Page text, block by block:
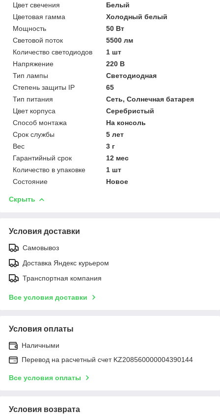
Цвет свечения
Белый
Цветовая гамма
Холодный белый
Мощность
50 Вт
Световой поток
5500 лм
Количество светодиодов
1 шт
Напряжение
220 В
Тип лампы
Светодиодная
Степень защиты IP
65
Тип питания
Сеть, Солнечная батарея
Цвет корпуса
Серебристый
Способ монтажа
На консоль
Срок службы
5 лет
Вес
3 г
Гарантийный срок
12 мес
Количество в упаковке
1 шт
Состояние
Новое
Скрыть
Условия доставки
Самовывоз
Доставка Яндекс курьером
Транспортная компания
Все условия доставки
Условия оплаты
Наличными
Перевод на расчетный счет KZ208560000004390144
Все условия оплаты
Условия возврата